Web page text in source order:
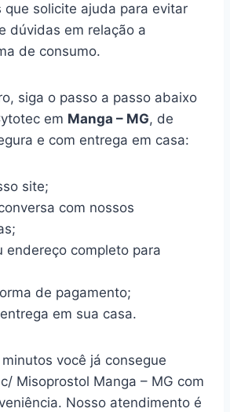
que solicite ajuda para evitar
dúvidas em relação a
de consumo.
siga o passo a passo abaixo
em Manga – MG, de
e com entrega em casa:
site;
com nossos
endereço completo para
de pagamento;
em sua casa.
você já consegue
Misoprostol Manga – MG com
Nosso atendimento é